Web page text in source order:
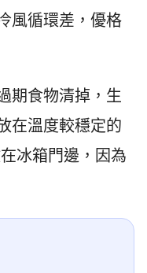
風循環差，優格
期食物清掉，生
在溫度較穩定的
冰箱門邊，因為